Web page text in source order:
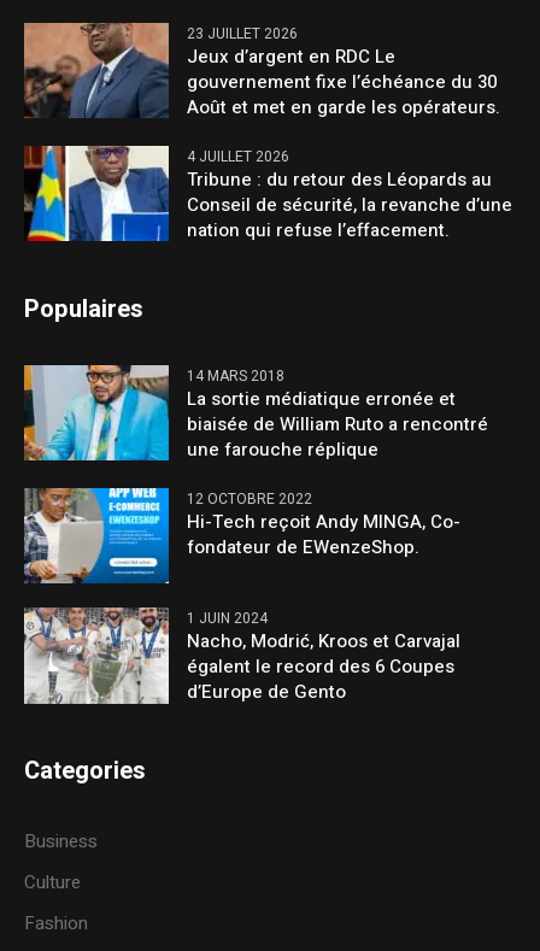
23 JUILLET 2026
Jeux d’argent en RDC Le
gouvernement fixe l’échéance du 30
Août et met en garde les opérateurs.
4 JUILLET 2026
Tribune : du retour des Léopards au
Conseil de sécurité, la revanche d’une
nation qui refuse l’effacement.
Populaires
14 MARS 2018
La sortie médiatique erronée et
biaisée de William Ruto a rencontré
une farouche réplique
12 OCTOBRE 2022
Hi-Tech reçoit Andy MINGA, Co-
fondateur de EWenzeShop.
1 JUIN 2024
Nacho, Modrić, Kroos et Carvajal
égalent le record des 6 Coupes
d’Europe de Gento
Categories
Business
Culture
Fashion